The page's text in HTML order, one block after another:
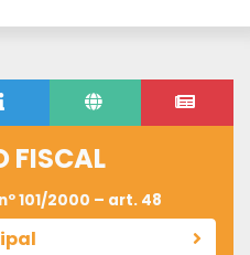
FISCAL
101/2000 – art. 48